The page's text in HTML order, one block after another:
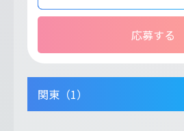
応募する
関東（1）